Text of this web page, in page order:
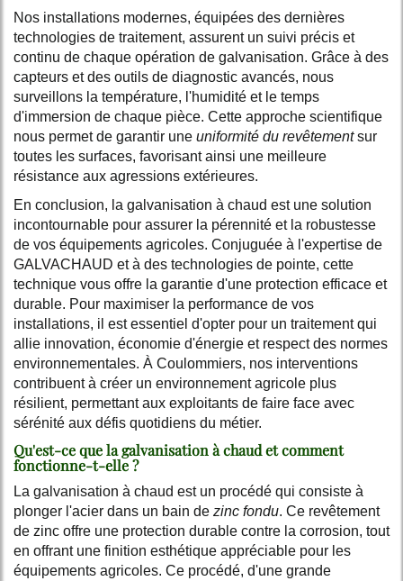
Nos installations modernes, équipées des dernières
technologies de traitement, assurent un suivi précis et
continu de chaque opération de galvanisation. Grâce à des
capteurs et des outils de diagnostic avancés, nous
surveillons la température, l'humidité et le temps
d'immersion de chaque pièce. Cette approche scientifique
nous permet de garantir une uniformité du revêtementsur
toutes les surfaces, favorisant ainsi une meilleure
résistance aux agressions extérieures.
En conclusion, la galvanisation à chaud est une solution
incontournable pour assurer la pérennité et la robustesse
de vos équipements agricoles. Conjuguée à l'expertise de
GALVACHAUD et à des technologies de pointe, cette
technique vous offre la garantie d'une protection efficace et
durable. Pour maximiser la performance de vos
installations, il est essentiel d'opter pour un traitement qui
allie innovation, économie d'énergie et respect des normes
environnementales. À Coulommiers, nos interventions
contribuent à créer un environnement agricole plus
résilient, permettant aux exploitants de faire face avec
sérénité aux défis quotidiens du métier.
Qu'est-ce que la galvanisation à chaud et comment
fonctionne-t-elle ?
La galvanisation à chaud est un procédé qui consiste à
plonger l'acier dans un bain de zinc fondu. Ce revêtement
de zinc offre une protection durable contre la corrosion, tout
en offrant une finition esthétique appréciable pour les
équipements agricoles. Ce procédé, d'une grande